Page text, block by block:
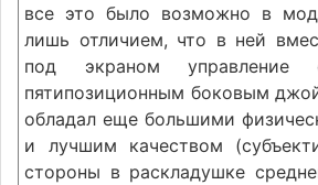
все это было возможно в
лишь отличием, что в ней
под экраном управление
пятипозиционным боковым
обладал еще большими
и лучшим качеством
стороны в раскладушке